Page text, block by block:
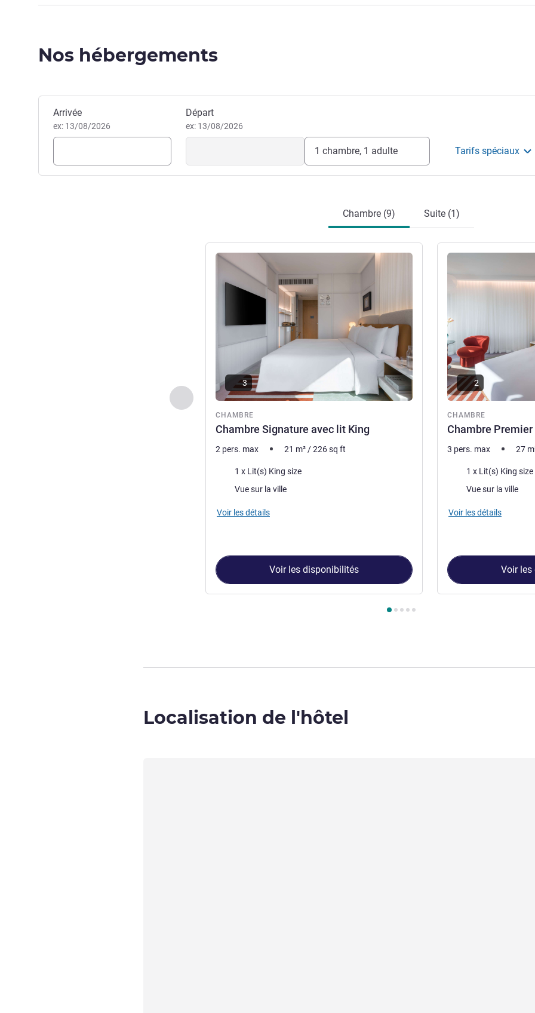
Nos hébergements
Réserver cet hôtel
Arrivée
ex: 13/08/2026
Départ
ex: 13/08/2026
1 chambre, 1 adulte Tarifs spéciaux
Chambre (9) Suite (1)
Précédent - Chambre
CHAMBRE
Chambre Signature avec lit King
Voir les détails
3
2 pers. max 21 m² /226sq ft
Literie1 x Lit(s) King size
Vues :Vue sur la ville
Voir les détails
Voir les disponibilités
CHAMBRE
Chambre Premier
Voir les détails
2
3 pers. max 27
Literie1 x Lit(s) King size
Vues :Vue sur la ville
Voir les détails
Voir
Localisation de l'hôtel